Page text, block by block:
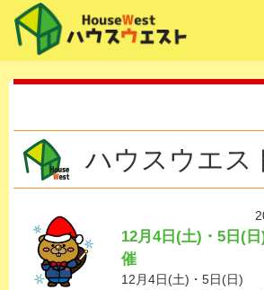
ハウスウエス
12月4日(土)・5日(
催
12月4日(土)・5日(日)